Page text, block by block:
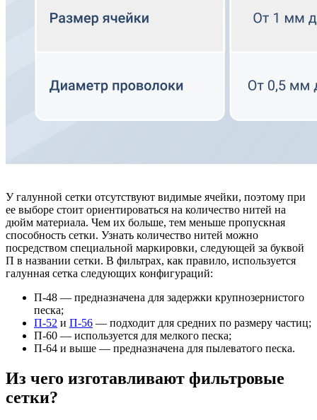
У галунной сетки отсутствуют видимые ячейки, поэтому при
ее выборе стоит ориентироваться на количество нитей на
дюйм материала. Чем их больше, тем меньше пропускная
способность сетки. Узнать количество нитей можно
посредством специальной маркировки, следующей за буквой
П в названии сетки. В фильтрах, как правило, используется
галунная сетка следующих конфигураций:
П-48 — предназначена для задержки крупнозернистого
песка;
П-52 и П-56 — подходит для средних по размеру частиц;
П-60 — используется для мелкого песка;
П-64 и выше — предназначена для пылеватого песка.
Из чего изготавливают фильтровые
сетки?